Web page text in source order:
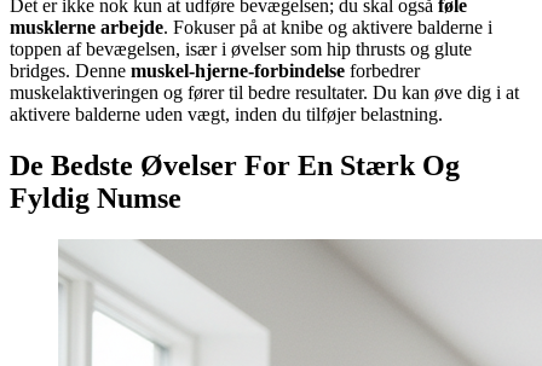
Det er ikke nok kun at udføre bevægelsen; du skal også føle
musklerne arbejde. Fokuser på at knibe og aktivere balderne i
toppen af bevægelsen, især i øvelser som hip thrusts og glute
bridges. Denne muskel-hjerne-forbindelse forbedrer
muskelaktiveringen og fører til bedre resultater. Du kan øve dig i at
aktivere balderne uden vægt, inden du tilføjer belastning.
De Bedste Øvelser For En Stærk Og
Fyldig Numse